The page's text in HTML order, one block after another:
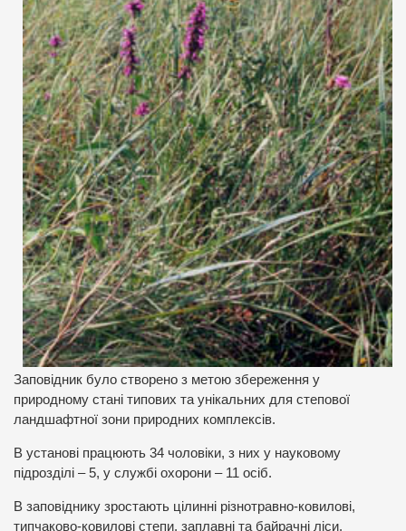
Заповідник було створено з метою збереження у
природному стані типових та унікальних для степової
ландшафтної зони природних комплексів.
В установі працюють 34 чоловіки, з них у науковому
підрозділі – 5, у службі охорони – 11 осіб.
В заповіднику зростають цілинні різнотравно-ковилові,
типчаково-ковилові степи, заплавні та байрачні ліси.